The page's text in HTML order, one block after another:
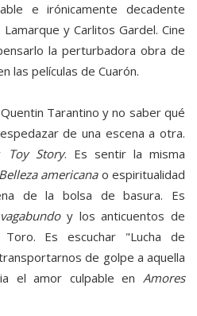
e irónicamente decadente
y Carlitos Gardel. Cine
la perturbadora obra de
las películas de Cuarón.
Tarantino y no saber qué
de una escena a otra.
Toy Story. Es sentir la misma
Belleza americanao espiritualidad
de la bolsa de basura. Es
y los anticuentos de
Es escuchar "Lucha de
de golpe a aquella
el amor culpable en Amores